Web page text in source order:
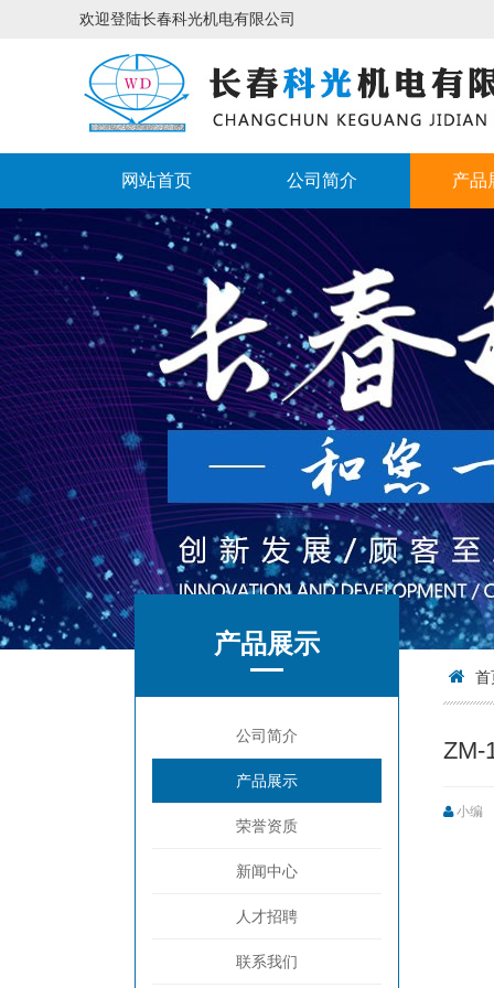
欢迎登陆长春科光机电有限公司
网站首页 公司简介 产品
产品展示
公司简介
产品展示
荣誉资质
新闻中心
人才招聘
联系我们
首
ZM-
小编